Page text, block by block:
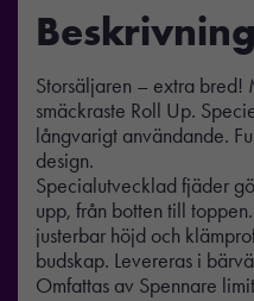
Beskrivning
Storsäljaren – extra bred!
smäckraste Roll Up.
långvarigt användande.
design.
Specialutvecklad fjäder
upp, från botten till
justerbar höjd och
budskap. Levereras i
Omfattas av Spennare